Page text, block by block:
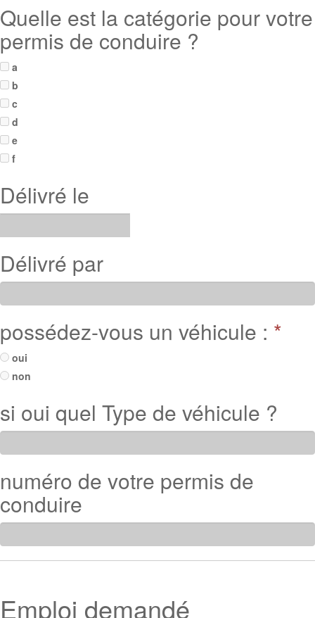
Quelle est la catégorie pour votre
permis de conduire ?
a
b
c
d
e
f
Délivré le
Délivré par
possédez-vous un véhicule : *
oui
non
si oui quel Type de véhicule ?
numéro de votre permis de
conduire
Emploi demandé